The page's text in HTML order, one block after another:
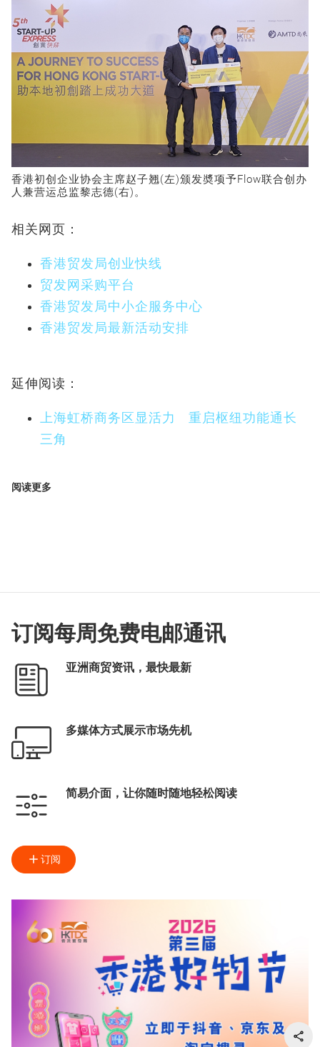
香港初创企业协会主席赵子翘(左)颁发奬项予Flow联合创办
人兼营运总监黎志德(右)。
相关网页：
香港贸发局创业快线
贸发网采购平台
香港贸发局中小企服务中心
香港贸发局最新活动安排
延伸阅读：
上海虹桥商务区显活力 重启枢纽功能通长
三角
阅读更多
订阅每周免费电邮通讯
亚洲商贸资讯，最快最新
多媒体方式展示市场先机
简易介面，让你随时随地轻松阅读
订阅